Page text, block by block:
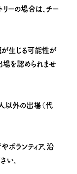
ーの場合は、チー
生じる可能性が
場を認められませ
以外の出場（代
ランティア、沿
い。